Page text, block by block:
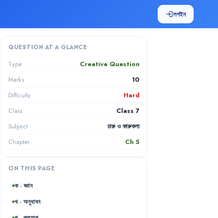
loginলগইন
QUESTION AT A GLANCE
Type Creative Question
Marks 10
Difficulty Hard
Class Class 7
Subject চারু ও কারুকলা
Chapter Ch 5
ON THIS PAGE
ক · জ্ঞান
খ · অনুধাবন